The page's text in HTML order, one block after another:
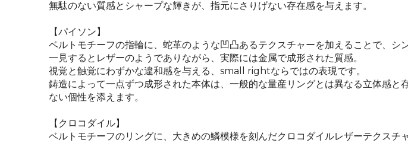
無駄のない質感とシャープな輝きが、指元にさりげない存在感を与えます。
【パイソン】
ベルトモチーフの指輪に、蛇革のような凹凸あるテクスチャーを加えることで、シ
一見するとレザーのようでありながら、実際には金属で成形された質感。
視覚と触覚にわずかな違和感を与える、small rightならではの表現です。
鋳造によって一点ずつ成形された本体は、一般的な量産リングとは異なる立体感
ない個性を添えます。
【クロコダイル】
ベルトモチーフのリングに、大きめの鱗模様を刻んだクロコダイルレザーテクスチ